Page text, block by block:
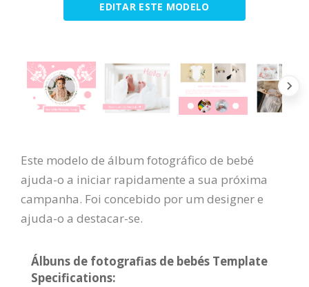
EDITAR ESTE MODELO
Este modelo de álbum fotográfico de bebé
ajuda-o a iniciar rapidamente a sua próxima
campanha. Foi concebido por um designer e
ajuda-o a destacar-se.
Álbuns de fotografias de bebés Template
Specifications: